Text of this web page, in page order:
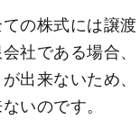
の株式には譲渡
社である場合、
出来ないため、
いのです。